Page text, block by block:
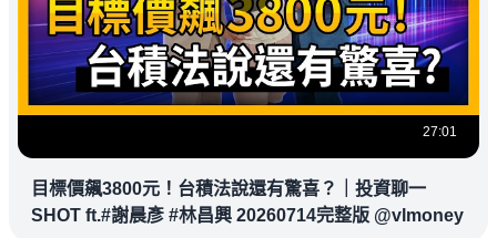
27:01
目標價飆3800元！台積法說還有驚喜？｜投資聊一
SHOT ft.#謝晨彥 #林昌興 20260714完整版 @vlmoney